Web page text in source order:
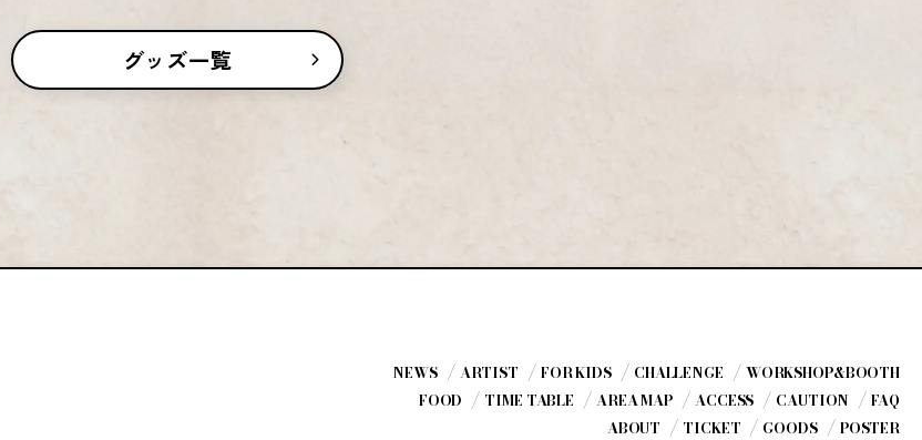
グッズ一覧
NEWS ARTIST FOR KIDS CHALLENGE WORKSHOP&BOOTH
FOOD
TIME TABLE AREA MAP ACCESS CAUTION
FAQ
ABOUT
TICKET GOODS POSTER